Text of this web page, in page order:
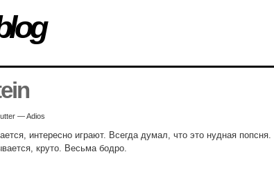
— Adios
интересно играют. Всегда думал, что это нудная попсня.
круто. Весьма бодро.